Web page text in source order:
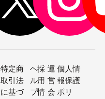
特定商
取引法
に基づ
ヘ
ル
プ
採
用
情
運
営
会
個人情
報保護
ポリ